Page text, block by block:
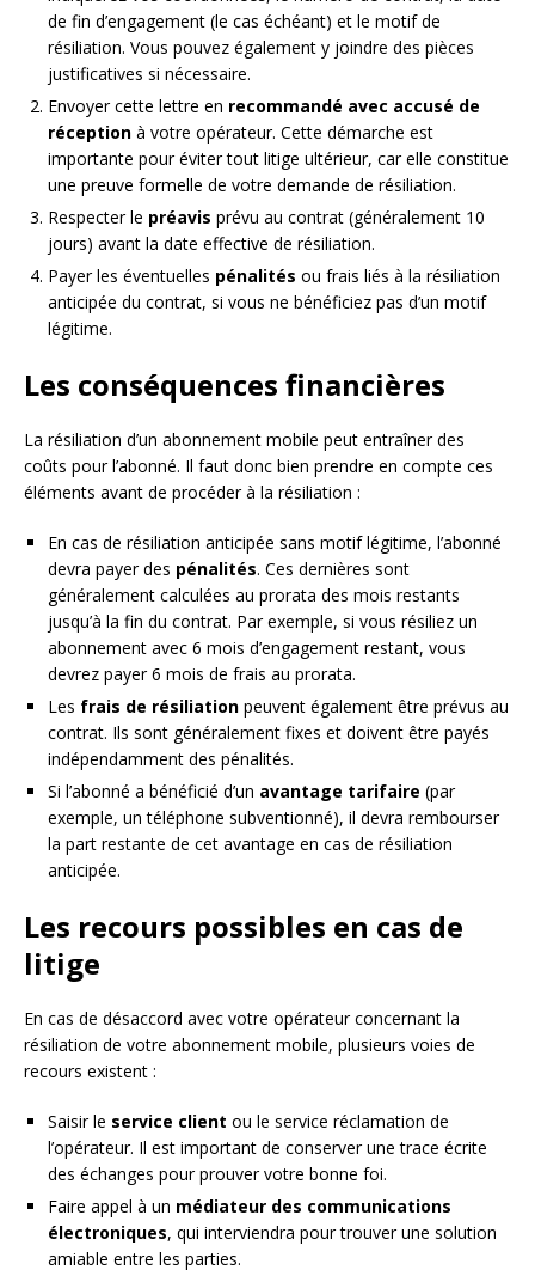
de fin d’engagement (le cas échéant) et le motif de
résiliation. Vous pouvez également y joindre des pièces
justificatives si nécessaire.
Envoyer cette lettre en recommandé avec accusé de
réception à votre opérateur. Cette démarche est
importante pour éviter tout litige ultérieur, car elle constitue
une preuve formelle de votre demande de résiliation.
Respecter le préavis prévu au contrat (généralement 10
jours) avant la date effective de résiliation.
Payer les éventuelles pénalités ou frais liés à la résiliation
anticipée du contrat, si vous ne bénéficiez pas d’un motif
légitime.
Les conséquences financières
La résiliation d’un abonnement mobile peut entraîner des
coûts pour l’abonné. Il faut donc bien prendre en compte ces
éléments avant de procéder à la résiliation :
En cas de résiliation anticipée sans motif légitime, l’abonné
devra payer des pénalités. Ces dernières sont
généralement calculées au prorata des mois restants
jusqu’à la fin du contrat. Par exemple, si vous résiliez un
abonnement avec 6 mois d’engagement restant, vous
devrez payer 6 mois de frais au prorata.
Les frais de résiliation peuvent également être prévus au
contrat. Ils sont généralement fixes et doivent être payés
indépendamment des pénalités.
Si l’abonné a bénéficié d’un avantage tarifaire (par
exemple, un téléphone subventionné), il devra rembourser
la part restante de cet avantage en cas de résiliation
anticipée.
Les recours possibles en cas de
litige
En cas de désaccord avec votre opérateur concernant la
résiliation de votre abonnement mobile, plusieurs voies de
recours existent :
Saisir le service client ou le service réclamation de
l’opérateur. Il est important de conserver une trace écrite
des échanges pour prouver votre bonne foi.
Faire appel à un médiateur des communications
électroniques, qui interviendra pour trouver une solution
amiable entre les parties.